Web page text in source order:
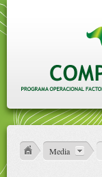
Media